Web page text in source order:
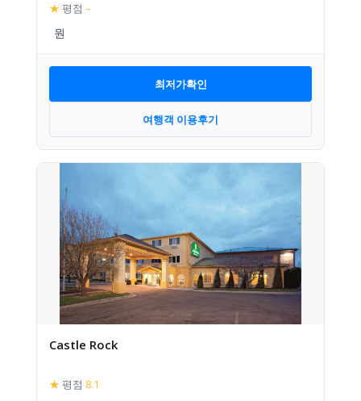
★ 평점 –
최저가확인
여행객 이용후기
Castle Rock
★ 평점 8.1